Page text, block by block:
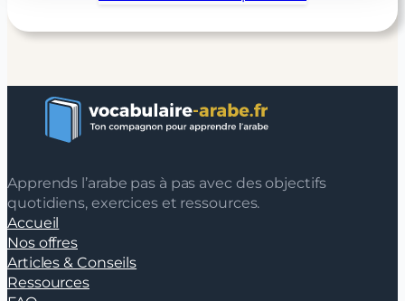
Apprends l’arabe pas à pas avec des objectifs
quotidiens, exercices et ressources.
Accueil
Nos offres
Articles & Conseils
Ressources